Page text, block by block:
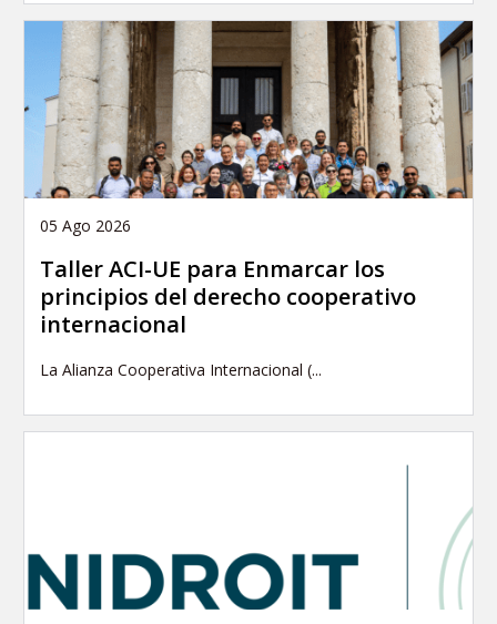
05 Ago 2026
Taller ACI-UE para Enmarcar los
principios del derecho cooperativo
internacional
La Alianza Cooperativa Internacional (...